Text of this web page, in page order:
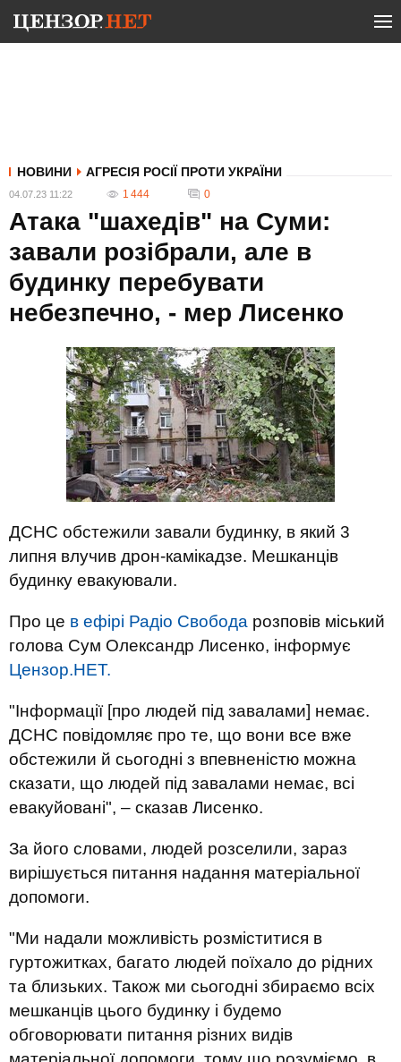
НОВИНИ АГРЕСІЯ РОСІЇ ПРОТИ УКРАЇНИ
04.07.23 11:22 1 444 0
Атака "шахедів" на Суми:
завали розібрали, але в
будинку перебувати
небезпечно, - мер Лисенко
ДСНС обстежили завали будинку, в який 3
липня влучив дрон-камікадзе. Мешканців
будинку евакуювали.
Про це в ефірі Радіо Свобода розповів міський
голова Сум Олександр Лисенко, інформує
Цензор.НЕТ.
"Інформації [про людей під завалами] немає.
ДСНС повідомляє про те, що вони все вже
обстежили й сьогодні з впевненістю можна
сказати, що людей під завалами немає, всі
евакуйовані", – сказав Лисенко.
За його словами, людей розселили, зараз
вирішується питання надання матеріальної
допомоги.
"Ми надали можливість розміститися в
гуртожитках, багато людей поїхало до рідних
та близьких. Також ми сьогодні збираємо всіх
мешканців цього будинку і будемо
обговорювати питання різних видів